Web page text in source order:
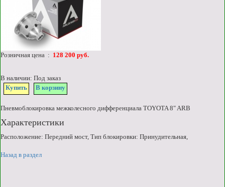
Розничная цена : 128 200 руб.
В наличии: Под заказ
Купить
В корзину
Пневмоблокировка межколесного дифференциала TOYOTA 8" ARB
Характеристики
Расположение: Передний мост, Тип блокировки: Принудительная,
Назад в раздел